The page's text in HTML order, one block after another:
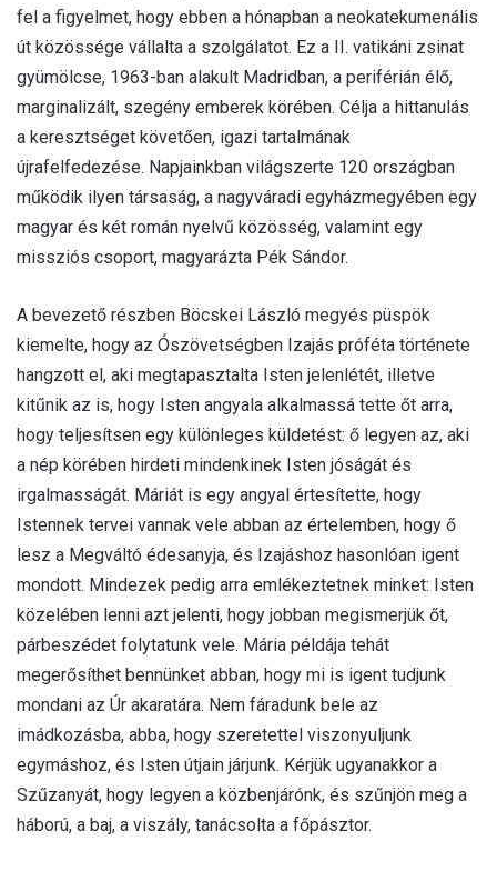
fel a figyelmet, hogy ebben a hónapban a neokatekumenális
út közössége vállalta a szolgálatot. Ez a II. vatikáni zsinat
gyümölcse, 1963-ban alakult Madridban, a periférián élő,
marginalizált, szegény emberek körében. Célja a hittanulás
a keresztséget követően, igazi tartalmának
újrafelfedezése. Napjainkban világszerte 120 országban
működik ilyen társaság, a nagyváradi egyházmegyében egy
magyar és két román nyelvű közösség, valamint egy
missziós csoport, magyarázta Pék Sándor.
A bevezető részben Böcskei László megyés püspök
kiemelte, hogy az Ószövetségben Izajás próféta története
hangzott el, aki megtapasztalta Isten jelenlétét, illetve
kitűnik az is, hogy Isten angyala alkalmassá tette őt arra,
hogy teljesítsen egy különleges küldetést: ő legyen az, aki
a nép körében hirdeti mindenkinek Isten jóságát és
irgalmasságát. Máriát is egy angyal értesítette, hogy
Istennek tervei vannak vele abban az értelemben, hogy ő
lesz a Megváltó édesanyja, és Izajáshoz hasonlóan igent
mondott. Mindezek pedig arra emlékeztetnek minket: Isten
közelében lenni azt jelenti, hogy jobban megismerjük őt,
párbeszédet folytatunk vele. Mária példája tehát
megerősíthet bennünket abban, hogy mi is igent tudjunk
mondani az Úr akaratára. Nem fáradunk bele az
imádkozásba, abba, hogy szeretettel viszonyuljunk
egymáshoz, és Isten útjain járjunk. Kérjük ugyanakkor a
Szűzanyát, hogy legyen a közbenjárónk, és szűnjön meg a
háború, a baj, a viszály, tanácsolta a főpásztor.